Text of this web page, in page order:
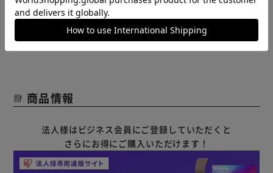
レビューをもっと見る
商品情報
法人様はビジネス会員にご登録していただくと
さらにお得にご購入いただけます！